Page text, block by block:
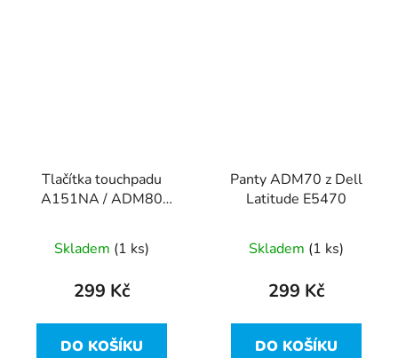
Tlačítka touchpadu
A151NA / ADM80
Latitude E5470
Skladem (1 ks)
299 Kč
DO KOŠÍKU
Panty ADM70 z Dell
Latitude E5470
Skladem (1 ks)
299 Kč
DO KOŠÍKU